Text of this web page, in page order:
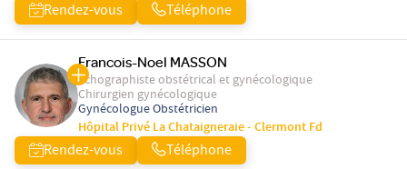
Rendez-vous Téléphone
Francois-Noel MASSON
Echographiste obstétrical et gynécologique
Chirurgien gynécologique
Gynécologue Obstétricien
Hôpital Privé La Chataigneraie - Clermont Fd
Rendez-vous Téléphone